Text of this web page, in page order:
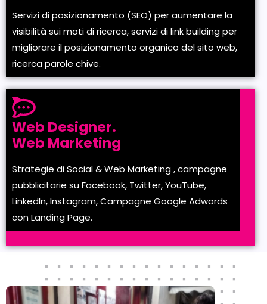
Servizi di posizionamento (SEO) per aumentare la
visibilità sui moti di ricerca, servizi di link building per
migliorare il posizionamento organico del sito web,
ricerca parole chive.
Web Designer.
Web Marketing
Strategie di Social & Web Marketing , campagne
pubblicitarie su Facebook, Twitter, YouTube,
LinkedIn, Instagram, Campagne Google Adwords
con Landing Page.